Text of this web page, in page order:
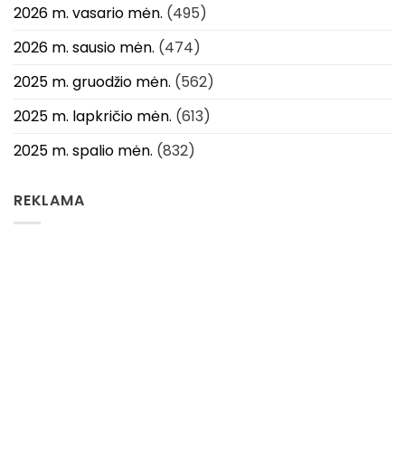
2026 m. vasario mėn. (495)
2026 m. sausio mėn. (474)
2025 m. gruodžio mėn. (562)
2025 m. lapkričio mėn. (613)
2025 m. spalio mėn. (832)
REKLAMA